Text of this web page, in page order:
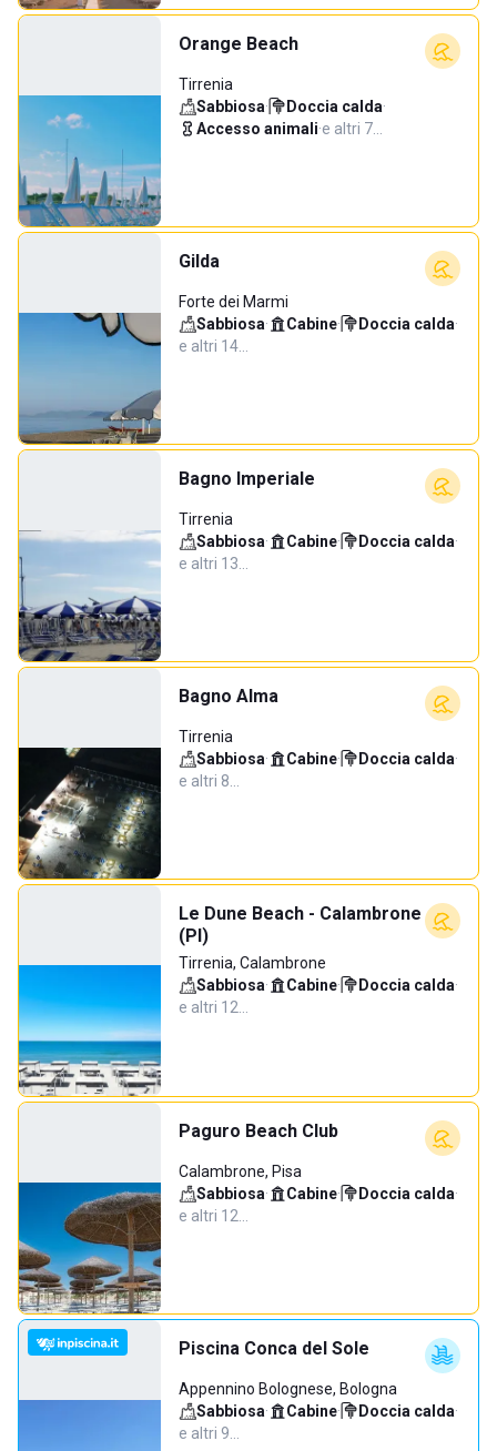
Orange Beach
Tirrenia
Sabbiosa· Doccia calda·
Accesso animali·e altri 7…
Gilda
Forte dei Marmi
Sabbiosa· Cabine· Doccia calda·
e altri 14…
Bagno Imperiale
Tirrenia
Sabbiosa· Cabine· Doccia calda·
e altri 13…
Bagno Alma
Tirrenia
Sabbiosa· Cabine· Doccia calda·
e altri 8…
Le Dune Beach - Calambrone
(PI)
Tirrenia, Calambrone
Sabbiosa· Cabine· Doccia calda·
e altri 12…
Paguro Beach Club
Calambrone, Pisa
Sabbiosa· Cabine· Doccia calda·
e altri 12…
Piscina Conca del Sole
Appennino Bolognese, Bologna
Sabbiosa· Cabine· Doccia calda·
e altri 9…